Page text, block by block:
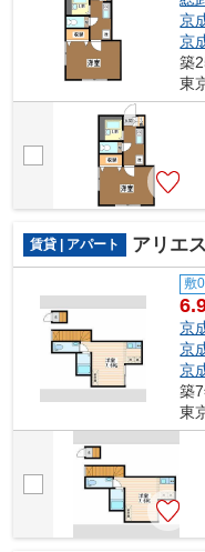
京
京
築
東
賃貸 | アパート アリエ
敷0
京
京
京
築
東